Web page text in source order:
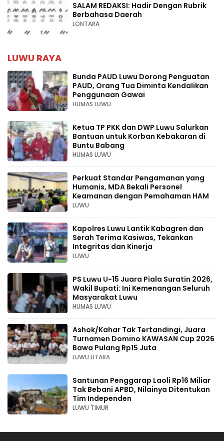
SALAM REDAKSI: Hadir Dengan Rubrik
Berbahasa Daerah
LONTARA
LUWU RAYA
Bunda PAUD Luwu Dorong Penguatan
PAUD, Orang Tua Diminta Kendalikan
Penggunaan Gawai
HUMAS LUWU
Ketua TP PKK dan DWP Luwu Salurkan
Bantuan untuk Korban Kebakaran di
Buntu Babang
HUMAS LUWU
Perkuat Standar Pengamanan yang
Humanis, MDA Bekali Personel
Keamanan dengan Pemahaman HAM
LUWU
Kapolres Luwu Lantik Kabagren dan
Serah Terima Kasiwas, Tekankan
Integritas dan Kinerja
LUWU
PS Luwu U-15 Juara Piala Suratin 2026,
Wakil Bupati: Ini Kemenangan Seluruh
Masyarakat Luwu
HUMAS LUWU
Ashok/Kahar Tak Tertandingi, Juara
Turnamen Domino KAWASAN Cup 2026
Bawa Pulang Rp15 Juta
LUWU UTARA
Santunan Penggarap Laoli Rp16 Miliar
Tak Bebani APBD, Nilainya Ditentukan
Tim Independen
LUWU TIMUR